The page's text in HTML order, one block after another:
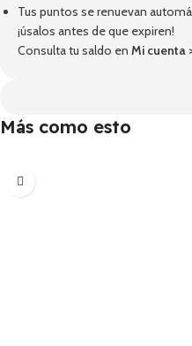
Tus puntos se renuevan
¡úsalos antes de que expiren!
Consulta tu saldo en Mi cuenta
Más como esto